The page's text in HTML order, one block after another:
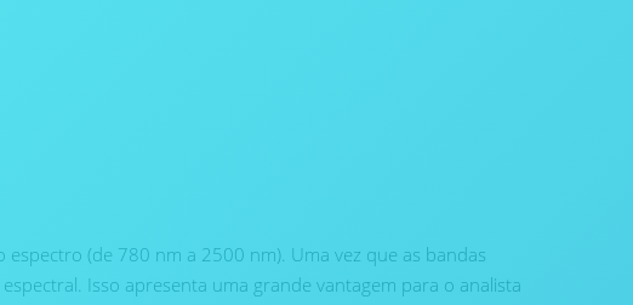
(de 780 nm a 2500 nm). Uma vez que as bandas
Isso apresenta uma grande vantagem para o analista